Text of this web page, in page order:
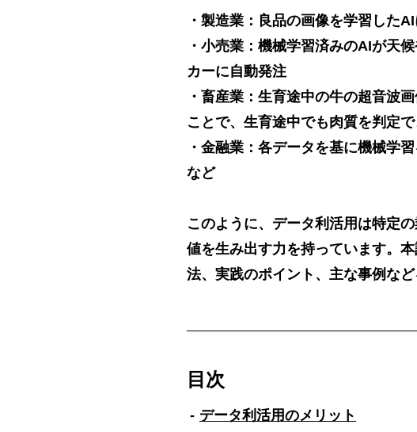
・製造業：良品の画像を学習した
・小売業：機械学習済みのAIが天
カーに自動発注
・畜産業：生育途中の牛の超音波
ことで、生育途中でも肉質を判定
・金融業：各データを基に機械学
など
このように、データ利活用は特定
値を生み出す力を持っています。
法、実践のポイント、主な事例など
目次
データ利活用のメリット